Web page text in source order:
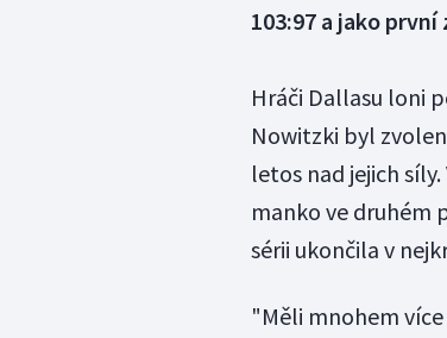
103:97 a jako
Hráči Dallasu loni
Nowitzki byl
letos nad jejich
manko ve druhém
sérii ukončila v
"Měli mnohem